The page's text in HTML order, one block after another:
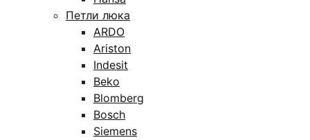
Петли люка
ARDO
Ariston
Indesit
Beko
Blomberg
Bosch
Siemens